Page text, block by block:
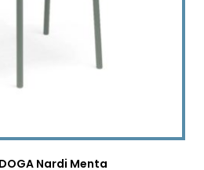
Nardi Menta